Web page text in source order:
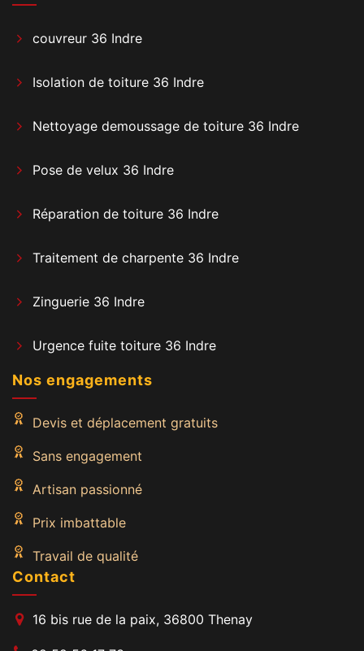
couvreur 36 Indre
Isolation de toiture 36 Indre
Nettoyage demoussage de toiture 36 Indre
Pose de velux 36 Indre
Réparation de toiture 36 Indre
Traitement de charpente 36 Indre
Zinguerie 36 Indre
Urgence fuite toiture 36 Indre
Nos engagements
Devis et déplacement gratuits
Sans engagement
Artisan passionné
Prix imbattable
Travail de qualité
Contact
16 bis rue de la paix, 36800 Thenay